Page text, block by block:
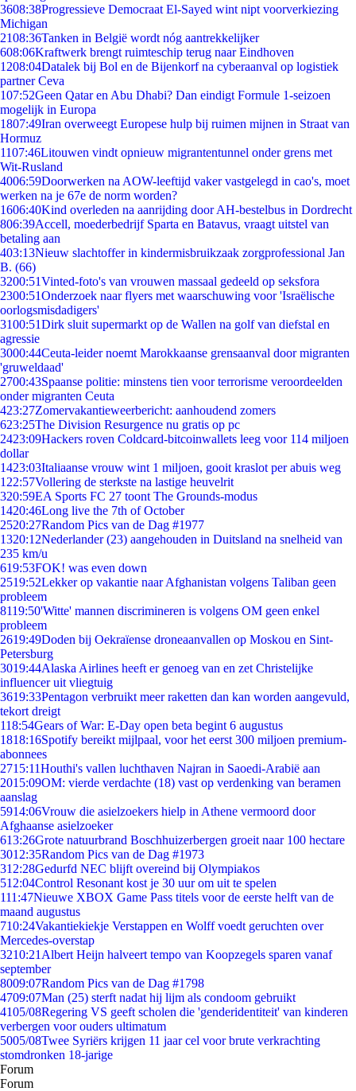
3608:38Progressieve Democraat El-Sayed wint nipt voorverkiezing
Michigan
2108:36Tanken in België wordt nóg aantrekkelijker
608:06Kraftwerk brengt ruimteschip terug naar Eindhoven
1208:04Datalek bij Bol en de Bijenkorf na cyberaanval op logistiek
partner Ceva
107:52Geen Qatar en Abu Dhabi? Dan eindigt Formule 1-seizoen
mogelijk in Europa
1807:49Iran overweegt Europese hulp bij ruimen mijnen in Straat van
Hormuz
1107:46Litouwen vindt opnieuw migrantentunnel onder grens met
Wit-Rusland
4006:59Doorwerken na AOW-leeftijd vaker vastgelegd in cao's, moet
werken na je 67e de norm worden?
1606:40Kind overleden na aanrijding door AH-bestelbus in Dordrecht
806:39Accell, moederbedrijf Sparta en Batavus, vraagt uitstel van
betaling aan
403:13Nieuw slachtoffer in kindermisbruikzaak zorgprofessional Jan
B. (66)
3200:51Vinted-foto's van vrouwen massaal gedeeld op seksfora
2300:51Onderzoek naar flyers met waarschuwing voor 'Israëlische
oorlogsmisdadigers'
3100:51Dirk sluit supermarkt op de Wallen na golf van diefstal en
agressie
3000:44Ceuta-leider noemt Marokkaanse grensaanval door migranten
'gruweldaad'
2700:43Spaanse politie: minstens tien voor terrorisme veroordeelden
onder migranten Ceuta
423:27Zomervakantieweerbericht: aanhoudend zomers
623:25The Division Resurgence nu gratis op pc
2423:09Hackers roven Coldcard-bitcoinwallets leeg voor 114 miljoen
dollar
1423:03Italiaanse vrouw wint 1 miljoen, gooit kraslot per abuis weg
1 22:57Vollering de sterkste na lastige heuvelrit
320:59EA Sports FC 27 toont The Grounds-modus
1420:46Long live the 7th of October
2520:27Random Pics van de Dag #1977
1320:12Nederlander (23) aangehouden in Duitsland na snelheid van
235 km/u
619:53FOK! was even down
2519:52Lekker op vakantie naar Afghanistan volgens Taliban geen
probleem
8119:50'Witte' mannen discrimineren is volgens OM geen enkel
probleem
2619:49Doden bij Oekraïense droneaanvallen op Moskou en Sint-
Petersburg
3019:44Alaska Airlines heeft er genoeg van en zet Christelijke
influencer uit vliegtuig
3619:33Pentagon verbruikt meer raketten dan kan worden aangevuld,
tekort dreigt
118:54Gears of War: E-Day open beta begint 6 augustus
1818:16Spotify bereikt mijlpaal, voor het eerst 300 miljoen premium-
abonnees
2715:11Houthi's vallen luchthaven Najran in Saoedi-Arabië aan
2015:09OM: vierde verdachte (18) vast op verdenking van beramen
aanslag
5914:06Vrouw die asielzoekers hielp in Athene vermoord door
Afghaanse asielzoeker
613:26Grote natuurbrand Boschhuizerbergen groeit naar 100 hectare
3012:35Random Pics van de Dag #1973
312:28Gedurfd NEC blijft overeind bij Olympiakos
512:04Control Resonant kost je 30 uur om uit te spelen
111:47Nieuwe XBOX Game Pass titels voor de eerste helft van de
maand augustus
710:24Vakantiekiekje Verstappen en Wolff voedt geruchten over
Mercedes-overstap
3210:21 Albert Heijn halveert tempo van Koopzegels sparen vanaf
september
8009:07Random Pics van de Dag #1798
4709:07Man (25) sterft nadat hij lijm als condoom gebruikt
4105/08Regering VS geeft scholen die 'genderidentiteit' van kinderen
verbergen voor ouders ultimatum
5005/08Twee Syriërs krijgen 11 jaar cel voor brute verkrachting
stomdronken 18-jarige
Forum
Forum